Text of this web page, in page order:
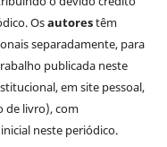
Osautorestêm
separadamente, para
publicada neste
em site pessoal,
de livro), com
neste periódico.